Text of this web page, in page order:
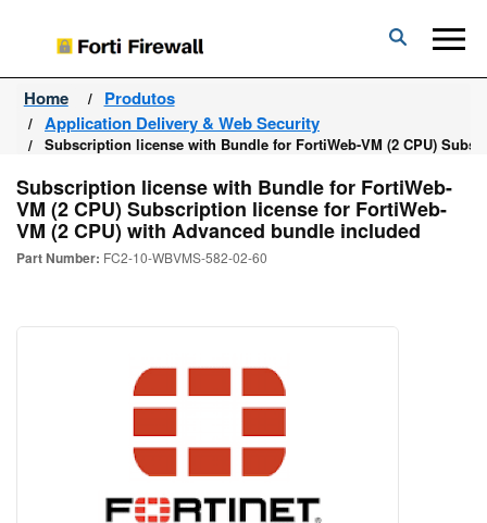
Forti
Firewall
Home
Produtos
Application Delivery & Web Security
Subscription license with Bundle for FortiWeb-VM (2 CPU)
Subscription license with Bundle for FortiWeb-
VM (2 CPU) Subscription license for FortiWeb-
VM (2 CPU) with Advanced bundle included
Part Number: FC2-10-WBVMS-582-02-60